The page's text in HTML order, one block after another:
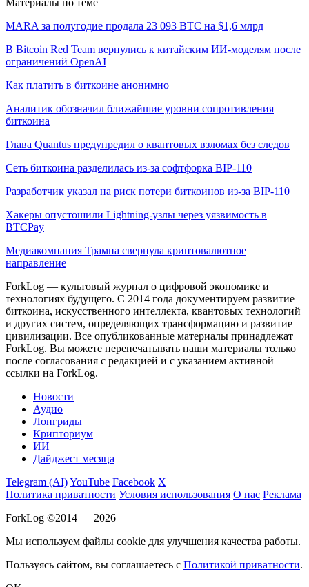
MARA за полугодие продала 23 093 BTC на $1,6 млрд
В Bitcoin Red Team вернулись к китайским ИИ-моделям после
ограничений OpenAI
Как платить в биткоине анонимно
Аналитик обозначил ближайшие уровни сопротивления
биткоина
Глава Quantus предупредил о квантовых взломах без следов
Сеть биткоина разделилась из-за софтфорка BIP-110
Разработчик указал на риск потери биткоинов из-за BIP-110
Хакеры опустошили Lightning-узлы через уязвимость в
BTCPay
Медиакомпания Трампа свернула криптовалютное
направление
ForkLog — культовый журнал о цифровой экономике и
технологиях будущего. С 2014 года документируем развитие
биткоина, искусственного интеллекта, квантовых технологий
и других систем, определяющих трансформацию и развитие
цивилизации. Все опубликованные материалы принадлежат
ForkLog. Вы можете перепечатывать наши материалы только
после согласования с редакцией и с указанием активной
ссылки на ForkLog.
Новости
Аудио
Лонгриды
Крипториум
ИИ
Дайджест месяца
Telegram (AI)YouTube Facebook X
Политика приватности Условия использования О нас Реклама
ForkLog ©2014 — 2026
Мы используем файлы cookie для улучшения качества работы.
Пользуясь сайтом, вы соглашаетесь с Политикой приватности.